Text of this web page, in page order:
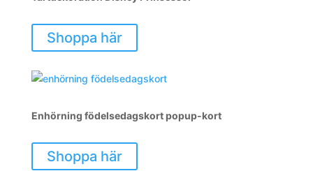
Shoppa här
Enhörning födelsedagskort popup-kort
Shoppa här